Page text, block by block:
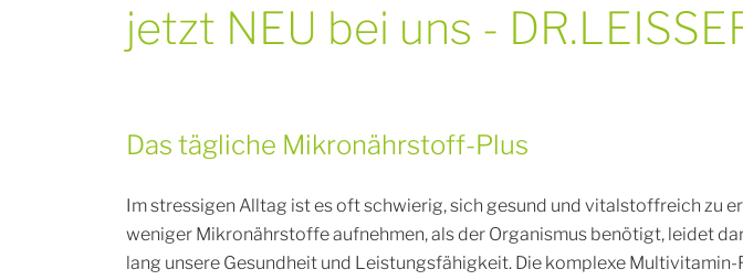
jetzt NEU bei uns -
Das tägliche Mikronährstoff-Plus
Im stressigen Alltag ist es oft schwierig, sich gesund und vitalstoffreich zu
weniger Mikronährstoffe aufnehmen, als der Organismus benötigt, leidet
lang unsere Gesundheit und Leistungsfähigkeit. Die komplexe